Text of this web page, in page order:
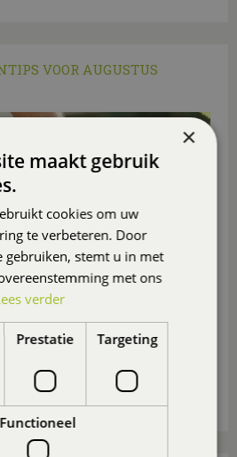
VOOR AUGUSTUS
tips voor in de tuin en op het
×
maakt gebruik
cookies om uw
te verbeteren. Door
gebruiken, stemt u in met
met ons
verder
Prestatie Targeting
Functioneel